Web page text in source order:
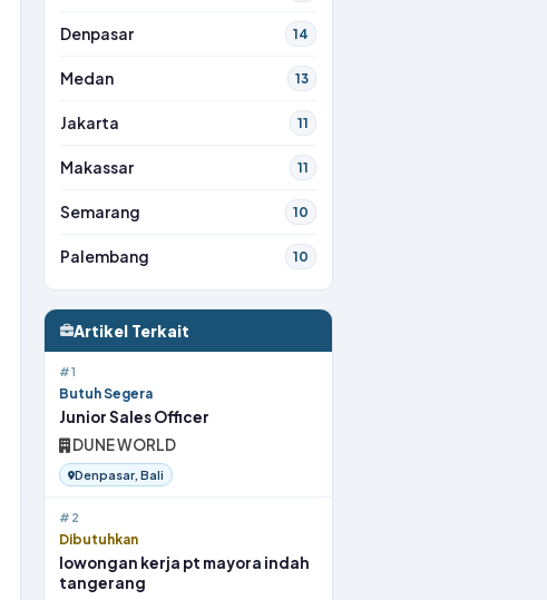
Denpasar 14
Medan 13
Jakarta 11
Makassar 11
Semarang 10
Palembang 10
Artikel Terkait
#1
Butuh Segera
Junior Sales Officer
DUNE WORLD
Denpasar, Bali
#2
Dibutuhkan
lowongan kerja pt mayora indah
tangerang